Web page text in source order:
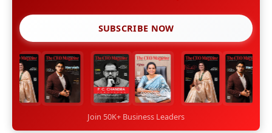
SUBSCRIBE NOW
Join 50K+ Business Leaders